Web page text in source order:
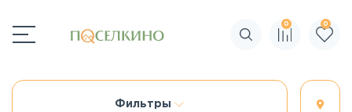
Поиск по сайту
0 0
Фильтры